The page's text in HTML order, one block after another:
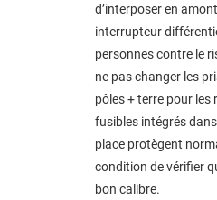
d’interposer en
interrupteur
personnes contre le
ne pas changer les
pôles + terre pour les
fusibles intégrés
place protègent
condition de vérifier
bon calibre.